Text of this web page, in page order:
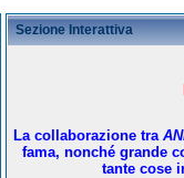
Sezione Interattiva
La collaborazione tra
fama, nonché grande
tante cose